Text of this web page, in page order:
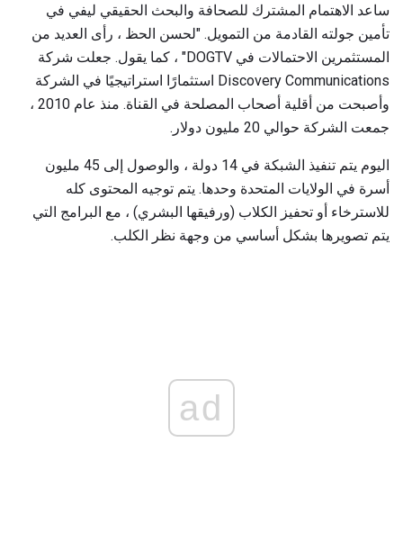
ساعد الاهتمام المشترك للصحافة والبحث الحقيقي ليفي في
تأمين جولته القادمة من التمويل. "لحسن الحظ ، رأى العديد من
المستثمرين الاحتمالات في DOGTV" ، كما يقول. جعلت شركة
Discovery Communications استثمارًا استراتيجيًا في الشركة
وأصبحت من أقلية أصحاب المصلحة في القناة. منذ عام 2010 ،
جمعت الشركة حوالي 20 مليون دولار.
اليوم يتم تنفيذ الشبكة في 14 دولة ، والوصول إلى 45 مليون
أسرة في الولايات المتحدة وحدها. يتم توجيه المحتوى كله
للاسترخاء أو تحفيز الكلاب (ورفيقها البشري) ، مع البرامج التي
يتم تصويرها بشكل أساسي من وجهة نظر الكلب.
ad